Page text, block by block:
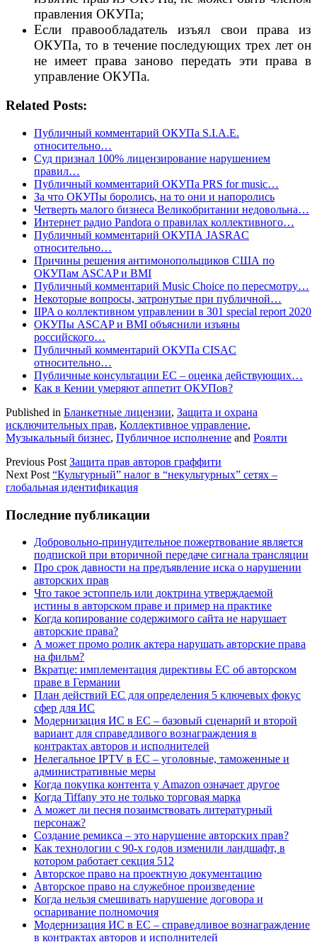
правления ОКУПа;
Если правообладатель изъял свои права из
ОКУПа, то в течение последующих трех лет он
не имеет права заново передать эти права в
управление ОКУПа.
Related Posts:
Публичный комментарий ОКУПа S.I.A.E.
относительно…
Суд признал 100% лицензирование нарушением
правил…
Публичный комментарий ОКУПа PRS for music…
За что ОКУПы боролись, на то они и напоролись
Четверть малого бизнеса Великобритании недовольна…
Интернет радио Pandora о правилах коллективного…
Публичный комментарий ОКУПА JASRAC
относительно…
Причины решения антимонопольщиков США по
ОКУПам ASCAP и BMI
Публичный комментарий Music Choice по пересмотру…
Некоторые вопросы, затронутые при публичной…
IIPA о коллективном управлении в 301 special report 2020
ОКУПы ASCAP и BMI объяснили изъяны
российского…
Публичный комментарий ОКУПа CISAC
относительно…
Публичные консультации ЕС – оценка действующих…
Как в Кении умеряют аппетит ОКУПов?
Published in Бланкетные лицензии, Защита и охрана
исключительных прав, Коллективное управление,
Музыкальный бизнес, Публичное исполнение and Роялти
Previous Post Защита прав авторов граффити
Next Post “Культурный” налог в “некультурных” сетях –
глобальная идентификация
Sidebar
Последние публикации
Добровольно-принудительное пожертвование является
подпиской при вторичной передаче сигнала трансляции
Про срок давности на предъявление иска о нарушении
авторских прав
Что такое эстоппель или доктрина утверждаемой
истины в авторском праве и пример на практике
Когда копирование содержимого сайта не нарушает
авторские права?
А может промо ролик актера нарушать авторские права
на фильм?
Вкратце: имплементация директивы ЕС об авторском
праве в Германии
План действий ЕС для определения 5 ключевых фокус
сфер для ИС
Модернизация ИС в ЕС – базовый сценарий и второй
вариант для справедливого вознаграждения в
контрактах авторов и исполнителей
Нелегальное IPTV в ЕС – уголовные, таможенные и
административные меры
Когда покупка контента у Amazon означает другое
Когда Tiffany это не только торговая марка
А может ли песня позаимствовать литературный
персонаж?
Создание ремикса – это нарушение авторских прав?
Как технологии с 90-х годов изменили ландшафт, в
котором работает секция 512
Авторское право на проектную документацию
Авторское право на служебное произведение
Когда нельзя смешивать нарушение договора и
оспаривание полномочия
Модернизация ИС в ЕС – справедливое вознаграждение
в контрактах авторов и исполнителей